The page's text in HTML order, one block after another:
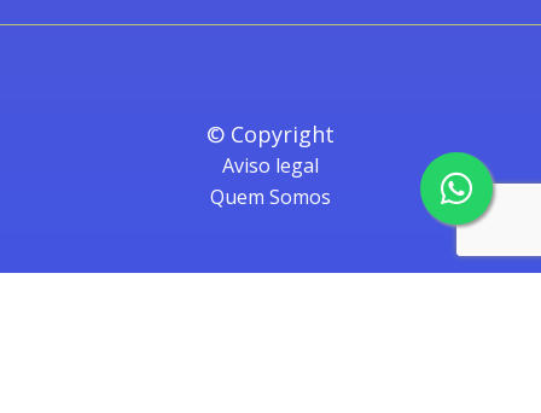
© Copyright
Aviso legal
Quem Somos